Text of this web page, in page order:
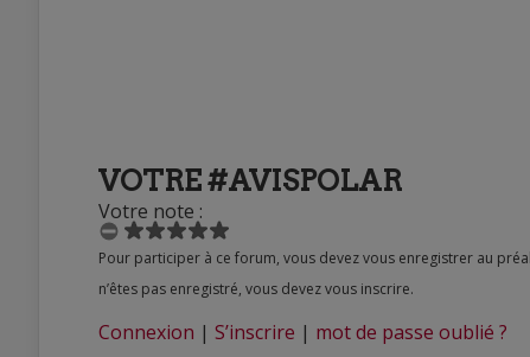
VOTRE #AVISPOLAR
Votre note :
Pour participer à ce forum, vous devez vous enregistrer au préalable. Merci d’indiquer ci-dessous l’identifiant personnel qui vous a été fourni. Si vous
n’êtes pas enregistré, vous devez vous inscrire.
Connexion | S’inscrire | mot de passe oublié ?